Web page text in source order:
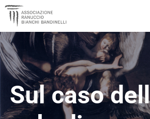
ASSOCIAZIONE
NOTIZIE
DOCUMENTI
EVENTI
Sul caso